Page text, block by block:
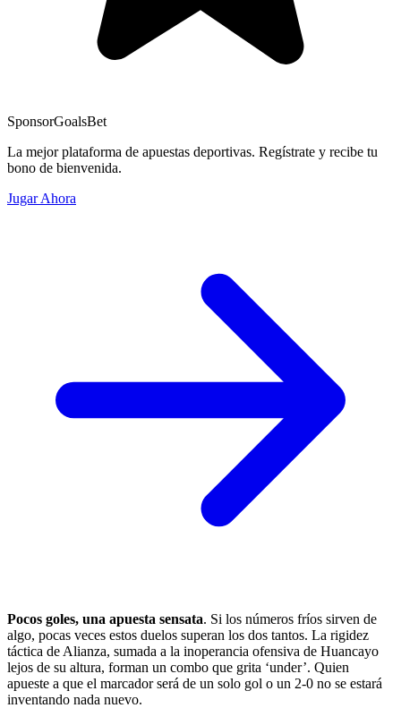
SponsorGoalsBet
La mejor plataforma de apuestas deportivas. Regístrate y recibe tu
bono de bienvenida.
Jugar Ahora
Pocos goles, una apuesta sensata. Si los números fríos sirven de
algo, pocas veces estos duelos superan los dos tantos. La rigidez
táctica de Alianza, sumada a la inoperancia ofensiva de Huancayo
lejos de su altura, forman un combo que grita ‘under’. Quien
apueste a que el marcador será de un solo gol o un 2-0 no se estará
inventando nada nuevo.